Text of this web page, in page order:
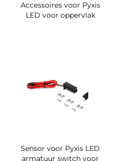
Accessoires voor Pyxis
LED voor oppervlak
Sensor voor Pyxis LED
armatuur switch voor